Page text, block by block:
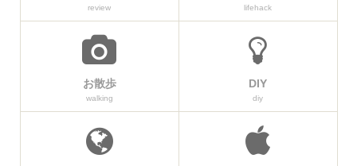
review lifehack
お散歩
walking
DIY
diy